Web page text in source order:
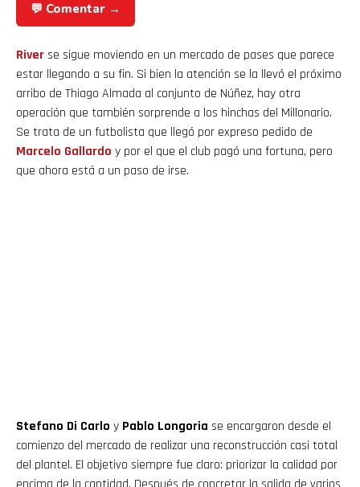
💬 Comentar →
Riverse sigue moviendo en un mercado de pases que parece
estar llegando a su fin. Si bien la atención se la llevó el próximo
arribo de Thiago Almada al conjunto de Núñez, hay otra
operación que también sorprende a los hinchas del Millonario.
Se trata de un futbolista que llegó por expreso pedido de
Marcelo Gallardo y por el que el club pagó una fortuna, pero
que ahora está a un paso de irse.
Stefano Di Carlo y Pablo Longoria se encargaron desde el
comienzo del mercado de realizar una reconstrucción casi total
del plantel. El objetivo siempre fue claro: priorizar la calidad por